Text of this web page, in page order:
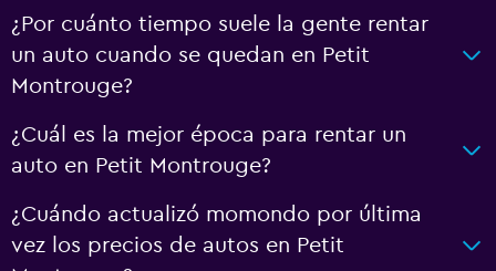
¿Por cuánto tiempo suele la gente rentar
un auto cuando se quedan en Petit
Montrouge?
¿Cuál es la mejor época para rentar un
auto en Petit Montrouge?
¿Cuándo actualizó momondo por última
vez los precios de autos en Petit